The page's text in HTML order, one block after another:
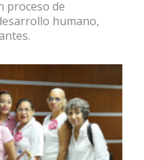
proceso de
humano,